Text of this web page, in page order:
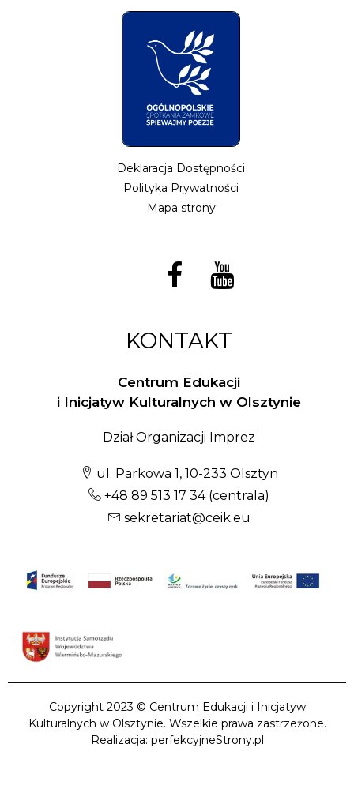
Deklaracja Dostępności
Polityka Prywatności
Mapa strony
KONTAKT
Centrum Edukacji
i Inicjatyw Kulturalnych w Olsztynie
Dział Organizacji Imprez
ul. Parkowa 1, 10-233 Olsztyn
+48 89 513 17 34(centrala)
sekretariat@ceik.eu
Copyright 2023 © Centrum Edukacji i Inicjatyw
Kulturalnych w Olsztynie. Wszelkie prawa zastrzeżone.
Realizacja: perfekcyjneStrony.pl